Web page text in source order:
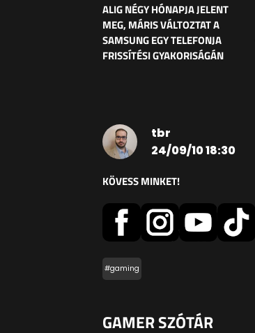
ALIG NÉGY HÓNAPJA JELENT
MEG, MÁRIS VÁLTOZTAT A
SAMSUNG EGY TELEFONJA
FRISSÍTÉSI GYAKORISÁGÁN
tbr
24/09/10 18:30
KÖVESS MINKET!
#gaming
GAMER SZÓTÁR